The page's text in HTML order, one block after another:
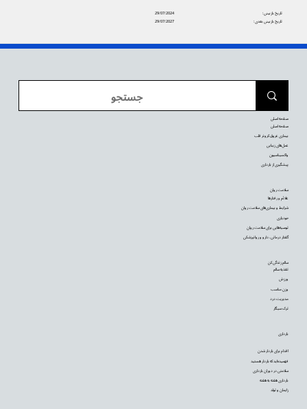
29/07/2024
تاریخ بازبینی:
29/07/2027
تاریخ بازبینی بعدی:
بارداری
اقدام برای باردار شدن
فهمیده‌اید که باردار هستید
سلامتی در دوران بارداری
بارداری هفته به هفته
زایمان و تولد
سالم زندگی کن
تغذیه سالم
ورزش
وزن مناسب
مدیریت درد
ترک سیگار
سلامت روان
علائم و رفتارها
شرایط و بیماری‌های سلامت روان
خودیاری
توصیه‌‌هایی برای سلامت روان
گفتار درمانی، دارو و روانپزشکی
صفحه اصلی
صفحه اصلی
بیماری عروق کرونر قلب
عمل‌های زیبایی
واکسیناسیون
پیشگیری از بارداری